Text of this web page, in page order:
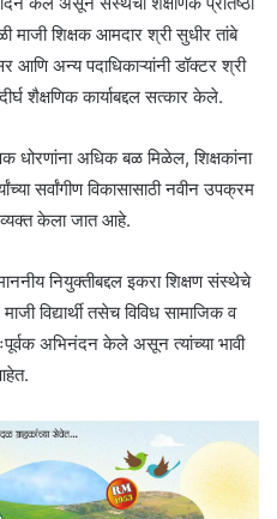
माजी शिक्षक आमदार श्री सुधीर तांबे
अन्य पदाधिकाऱ्यांनी डॉक्टर श्री
शैक्षणिक कार्याबद्दल सत्कार केले.
धोरणांना अधिक बळ मिळेल, शिक्षकांना
सर्वांगीण विकासासाठी नवीन उपक्रम
व्यक्त केला जात आहे.
नियुक्तीबद्दल इकरा शिक्षण संस्थेचे
विद्यार्थी तसेच विविध सामाजिक व
अभिनंदन केले असून त्यांच्या भावी